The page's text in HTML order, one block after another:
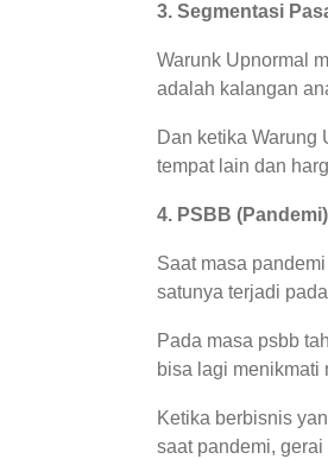
3. Segmentasi
Warunk Upnormal
adalah kalangan
Dan ketika Warung
tempat lain dan
4. PSBB (Pandemi)
Saat masa
satunya terjadi
Pada masa psbb
bisa lagi menikmati
Ketika berbisnis
saat pandemi,